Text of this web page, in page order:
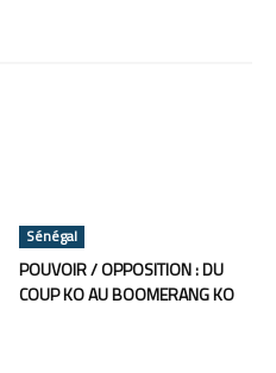
Sénégal
POUVOIR / OPPOSITION : DU
COUP KO AU BOOMERANG KO